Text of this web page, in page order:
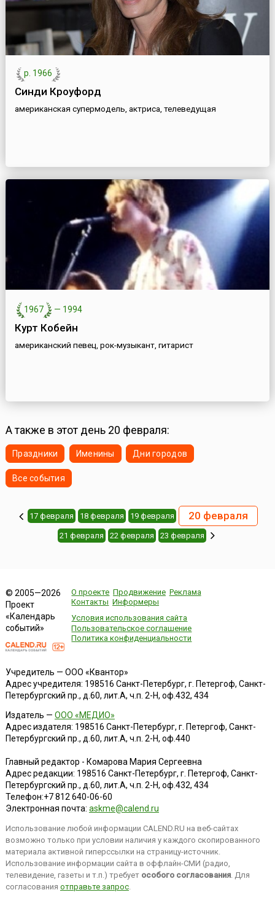
р. 1966
Синди Кроуфорд
американская супермодель, актриса, телеведущая
1967 — 1994
Курт Кобейн
американский певец, рок-музыкант, гитарист
А также в этот день 20 февраля:
Праздники Именины Дни городов
Все события
17 февраля 18 февраля 19 февраля 20 февраля
21 февраля 22 февраля 23 февраля
© 2005—2026
Проект
«Календарь
событий»
О проекте Продвижение Реклама
Контакты Информеры
Условия использования сайта
Пользовательское соглашение
Политика конфиденциальности
Учредитель — ООО «Квантор»
Адрес учредителя: 198516 Санкт-Петербург, г. Петергоф, Санкт-
Петербургский пр., д.60, лит.А, ч.п. 2-Н, оф.432, 434
Издатель — ООО «МЕДИО»
Адрес издателя: 198516 Санкт-Петербург, г. Петергоф, Санкт-
Петербургский пр., д.60, лит.А, ч.п. 2-Н, оф.440
Главный редактор - Комарова Мария Сергеевна
Адрес редакции: 198516 Санкт-Петербург, г. Петергоф, Санкт-
Петербургский пр., д.60, лит.А, ч.п. 2-Н, оф.432, 434
Телефон:+7 812 640-06-60
Электронная почта: askme@calend.ru
Использование любой информации CALEND.RU на веб-сайтах
возможно только при условии наличия у каждого скопированного
материала активной гиперссылки на страницу-источник.
Использование информации сайта в оффлайн-СМИ (радио,
телевидение, газеты и т.п.) требует особого согласования. Для
согласования отправьте запрос.